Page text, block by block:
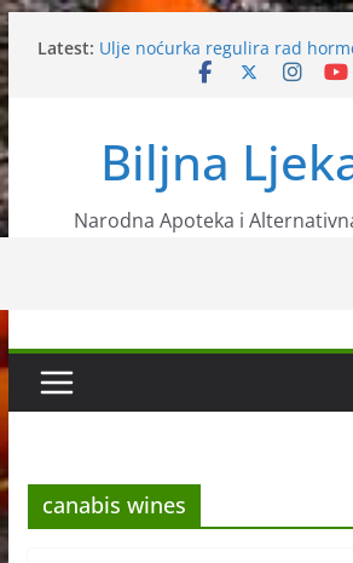
Skip
to
content
Latest: Ulje noćurka regulira rad
Ovi sastojci će vas zaštititi od
Mogu li sam uzgojiti aroniju?
Biljna
Narodna Apoteka i
canabis wines